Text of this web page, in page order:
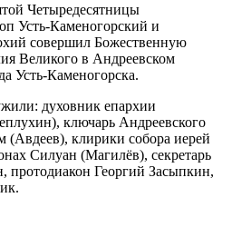
Четыредесятницы
Усть-Каменогорский и
совершил Божественную
Великого в Андреевском
Усть-Каменогорска.
духовник епархии
ключарь Андреевского
(Авдеев), клирики собора иерей
Силуан (Магилёв), секретарь
протодиакон Георгий Засыпкин,